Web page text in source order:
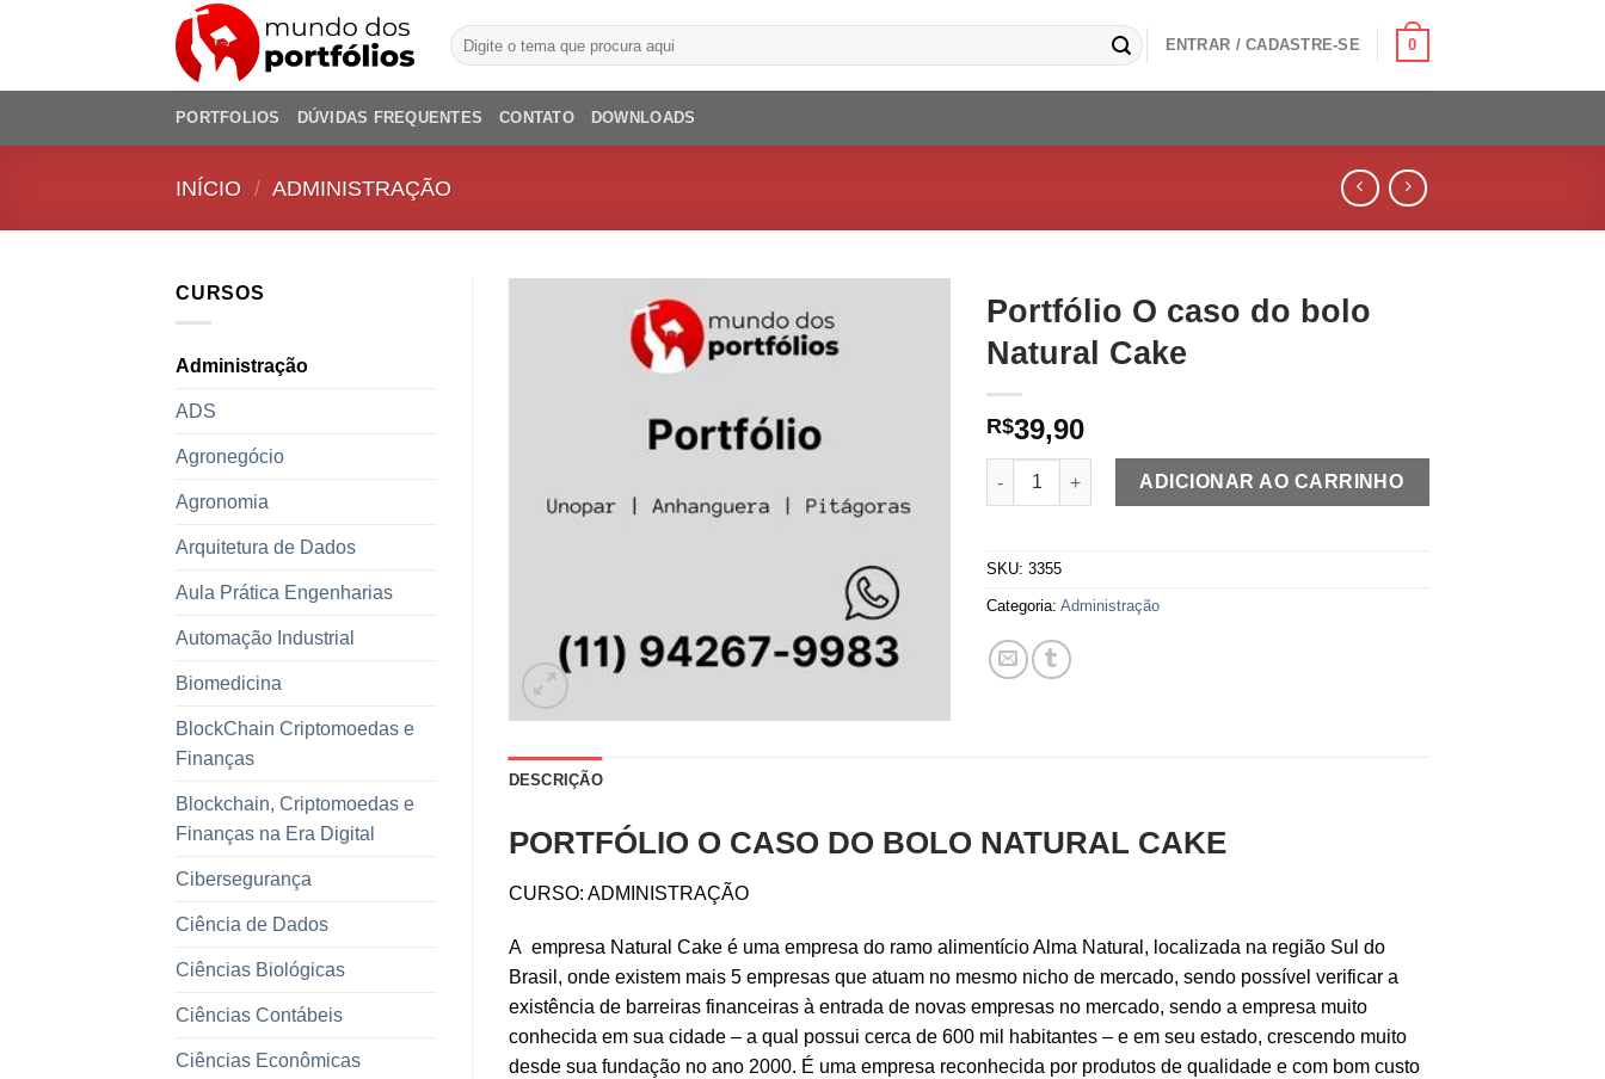
Pesquisar
por:
ENTRAR / CADASTRE-SE 0
PORTFOLIOS DÚVIDAS FREQUENTES CONTATO DOWNLOADS
INÍCIO / ADMINISTRAÇÃO
CURSOS
Administração
ADS
Agronegócio
Agronomia
Arquitetura de Dados
Aula Prática Engenharias
Automação Industrial
Biomedicina
BlockChain Criptomoedas e
Finanças
Blockchain, Criptomoedas e
Finanças na Era Digital
Cibersegurança
Ciência de Dados
Ciências Biológicas
Ciências Contábeis
Ciências Econômicas
Portfólio O caso do bolo
Natural Cake
R$39,90
Portfólio O caso do bolo Natural Cake quantidade
ADICIONAR AO CARRINHO
SKU:3355
Categoria:Administração
DESCRIÇÃO
PORTFÓLIO O CASO DO BOLO NATURAL CAKE
CURSO: ADMINISTRAÇÃO
A empresa Natural Cake é uma empresa do ramo alimentício Alma Natural, localizada na região Sul do
Brasil, onde existem mais 5 empresas que atuam no mesmo nicho de mercado, sendo possível verificar a
existência de barreiras financeiras à entrada de novas empresas no mercado, sendo a empresa muito
conhecida em sua cidade – a qual possui cerca de 600 mil habitantes – e em seu estado, crescendo muito
desde sua fundação no ano 2000. É uma empresa reconhecida por produtos de qualidade e com bom custo